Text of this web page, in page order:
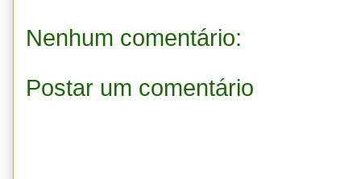
Nenhum comentário:
Postar um comentário